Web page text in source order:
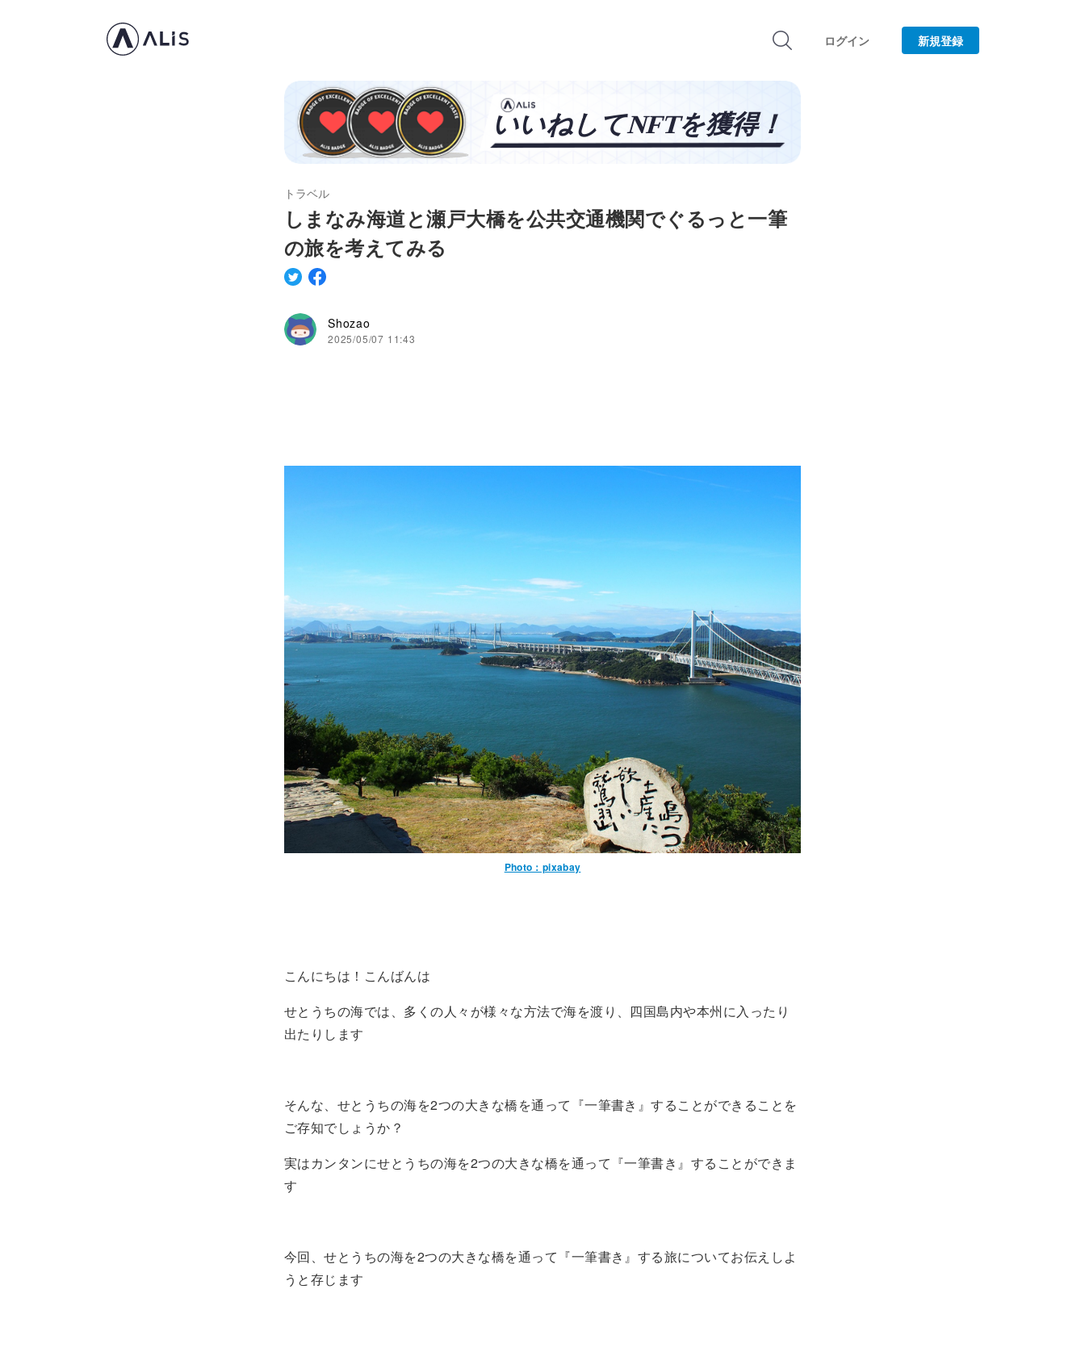
ログイン 新規登録
トラベル
しまなみ海道と瀬戸大橋を公共交通機関でぐるっと一筆
の旅を考えてみる
Shozao
2025/05/07 11:43
Photo：pixabay
こんにちは！こんばんは
せとうちの海では、多くの人々が様々な方法で海を渡り、四国島内や本州に入ったり
出たりします
そんな、せとうちの海を2つの大きな橋を通って『一筆書き』することができることを
ご存知でしょうか？
実はカンタンにせとうちの海を2つの大きな橋を通って『一筆書き』することができま
す
今回、せとうちの海を2つの大きな橋を通って『一筆書き』する旅についてお伝えしよ
うと存じます